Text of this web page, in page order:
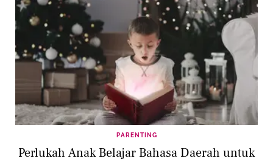
PARENTING
Perlukah Anak Belajar Bahasa Daerah untuk